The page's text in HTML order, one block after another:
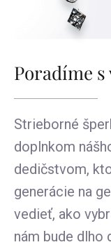
Poradíme
Strieborné
doplnkom
dedičstvom,
generácie na
vedieť, ako
nám bude dlho